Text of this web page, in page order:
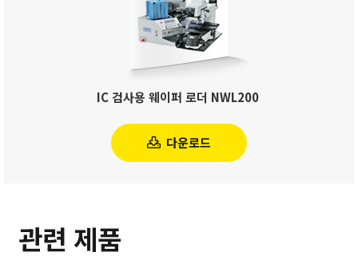
IC 검사용 웨이퍼 로더 NWL200
다운로드
관련 제품